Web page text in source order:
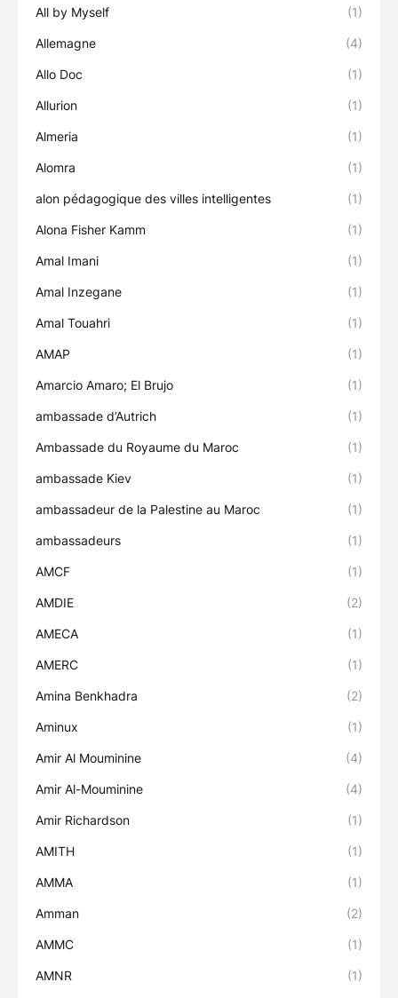
All by Myself (1)
Allemagne (4)
Allo Doc (1)
Allurion (1)
Almeria (1)
Alomra (1)
alon pédagogique des villes intelligentes (1)
Alona Fisher Kamm (1)
Amal Imani (1)
Amal Inzegane (1)
Amal Touahri (1)
AMAP (1)
Amarcio Amaro; El Brujo (1)
ambassade d’Autrich (1)
Ambassade du Royaume du Maroc (1)
ambassade Kiev (1)
ambassadeur de la Palestine au Maroc (1)
ambassadeurs (1)
AMCF (1)
AMDIE (2)
AMECA (1)
AMERC (1)
Amina Benkhadra (2)
Aminux (1)
Amir Al Mouminine (4)
Amir Al-Mouminine (4)
Amir Richardson (1)
AMITH (1)
AMMA (1)
Amman (2)
AMMC (1)
AMNR (1)